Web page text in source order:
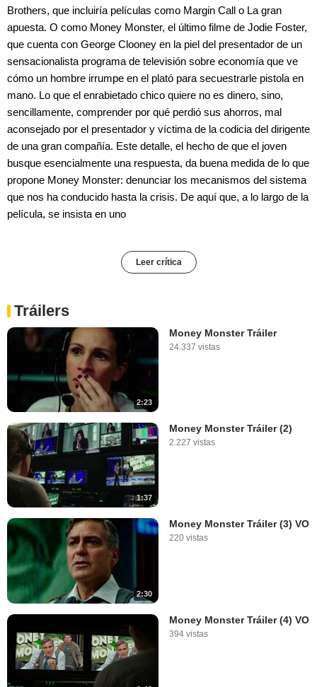
Brothers, que incluiría películas como Margin Call o La gran
apuesta. O como Money Monster, el último filme de Jodie Foster,
que cuenta con George Clooney en la piel del presentador de un
sensacionalista programa de televisión sobre economía que ve
cómo un hombre irrumpe en el plató para secuestrarle pistola en
mano. Lo que el enrabietado chico quiere no es dinero, sino,
sencillamente, comprender por qué perdió sus ahorros, mal
aconsejado por el presentador y víctima de la codicia del dirigente
de una gran compañía. Este detalle, el hecho de que el joven
busque esencialmente una respuesta, da buena medida de lo que
propone Money Monster: denunciar los mecanismos del sistema
que nos ha conducido hasta la crisis. De aquí que, a lo largo de la
película, se insista en uno
Leer crítica
Tráilers
2:23
Money Monster Tráiler
24.337 vistas
1:37
Money Monster Tráiler (2)
2.227 vistas
2:30
Money Monster Tráiler (3) VO
220 vistas
Money Monster Tráiler (4) VO
394 vistas